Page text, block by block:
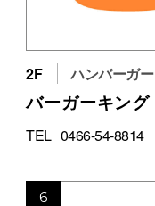
2F ハンバーガー
バーガーキング
TEL 0466-54-8814
6